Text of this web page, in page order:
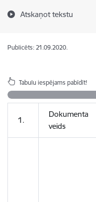
Atskaņot tekstu
Publicēts: 21.09.2020.
Tabulu iespējams pabīdīt!
1.
Dokumenta
veids